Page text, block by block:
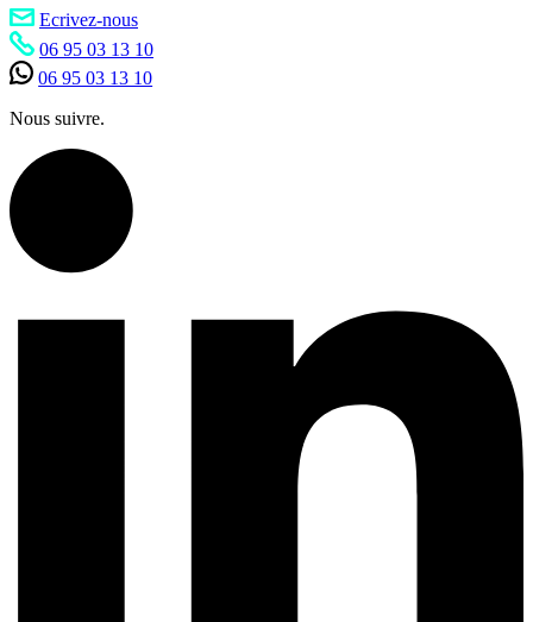
Ecrivez-nous
06 95 03 13 10
06 95 03 13 10
Nous suivre.